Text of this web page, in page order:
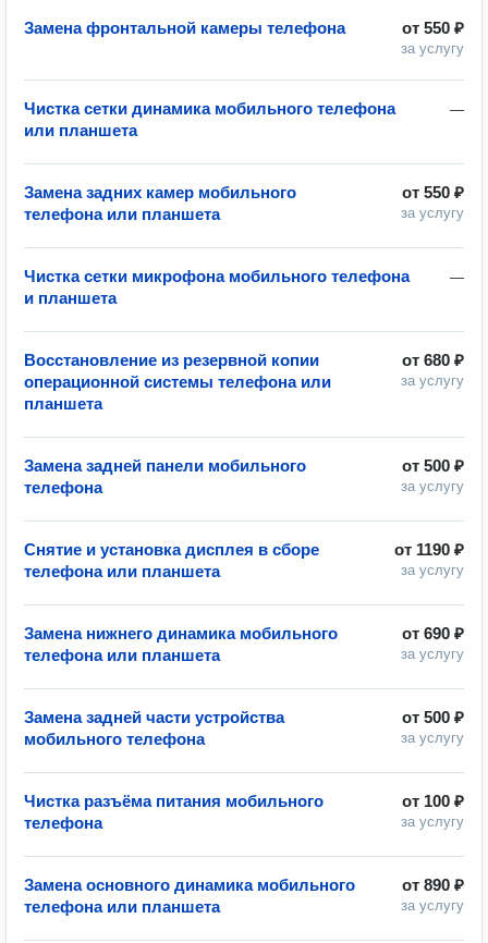
от 550 ₽
за услугу
Замена фронтальной камеры телефона
—
Чистка сетки динамика мобильного телефона
или планшета
от 550 ₽
за услугу
Замена задних камер мобильного
телефона или планшета
—
Чистка сетки микрофона мобильного телефона
и планшета
от 680 ₽
за услугу
Восстановление из резервной копии
операционной системы телефона или
планшета
от 500 ₽
за услугу
Замена задней панели мобильного
телефона
от 1190 ₽
за услугу
Снятие и установка дисплея в сборе
телефона или планшета
от 690 ₽
за услугу
Замена нижнего динамика мобильного
телефона или планшета
от 500 ₽
за услугу
Замена задней части устройства
мобильного телефона
от 100 ₽
за услугу
Чистка разъёма питания мобильного
телефона
от 890 ₽
за услугу
Замена основного динамика мобильного
телефона или планшета